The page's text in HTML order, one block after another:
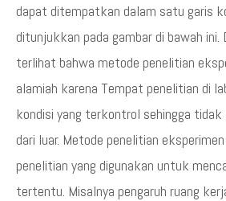
dapat ditempatkan dalam satu garis
ditunjukkan pada gambar di bawah
terlihat bahwa metode penelitian
alamiah karena Tempat penelitian di
kondisi yang terkontrol sehingga
dari luar. Metode penelitian
penelitian yang digunakan untuk
tertentu. Misalnya pengaruh ruang